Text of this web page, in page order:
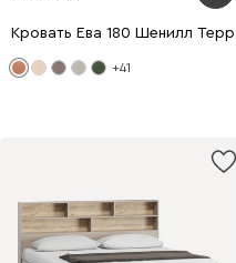
Кровать Ева 180 Шенилл
+41